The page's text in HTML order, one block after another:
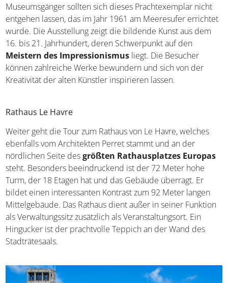
Museumsgänger sollten sich dieses Prachtexemplar nicht
entgehen lassen, das im Jahr 1961 am Meeresufer errichtet
wurde. Die Ausstellung zeigt die bildende Kunst aus dem
16. bis 21. Jahrhundert, deren Schwerpunkt auf den
Meistern des Impressionismus liegt. Die Besucher
können zahlreiche Werke bewundern und sich von der
Kreativität der alten Künstler inspirieren lassen.
Rathaus Le Havre
Weiter geht die Tour zum Rathaus von Le Havre, welches
ebenfalls vom Architekten Perret stammt und an der
nördlichen Seite desgrößten Rathausplatzes Europas
steht. Besonders beeindruckend ist der 72 Meter hohe
Turm, der 18 Etagen hat und das Gebäude überragt. Er
bildet einen interessanten Kontrast zum 92 Meter langen
Mittelgebäude. Das Rathaus dient außer in seiner Funktion
als Verwaltungssitz zusätzlich als Veranstaltungsort. Ein
Hingucker ist der prachtvolle Teppich an der Wand des
Stadträtesaals.